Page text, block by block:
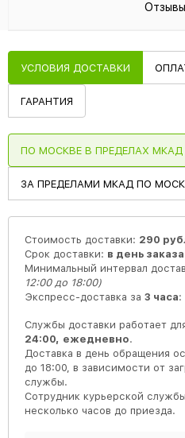
УСЛОВИЯ ДОСТАВКИ
ГАРАНТИЯ
ПО МОСКВЕ В ПРЕДЕЛАХ МКАД
ЗА ПРЕДЕЛАМИ МКАД ПО
Стоимость доставки: 290
Срок доставки: в день
Минимальный интервал
12:00 до 18:00)
Экспресс-доставка за 3 часа:
Службы доставки работает
24:00, ежедневно.
Доставка в день обращения
до 18:00, в зависимости от
службы.
Сотрудник курьерской
несколько часов до приезда.